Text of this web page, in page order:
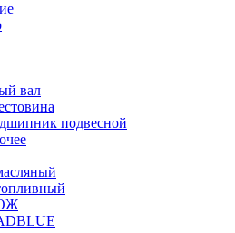
вал
подвесной